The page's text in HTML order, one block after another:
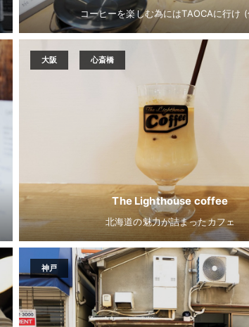
コーヒーを楽しむ為にはTAOCAに行け
大阪 心斎橋
The Lighthouse coffee
北海道の魅力が詰まったカフェ
神戸